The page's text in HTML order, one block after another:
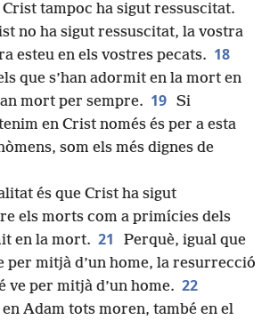
tampoc ha sigut ressuscitat.
no ha sigut ressuscitat, la vostra
esteu en els vostres pecats. 18
que s’han adormit en la mort en
mort per sempre. 19 Si
en Crist només és per a esta
som els més dignes de
és que Crist ha sigut
els morts com a primícies dels
en la mort. 21
Perquè, igual que
per mitjà d’un home, la resurrecció
ve per mitjà d’un home. 22
Adam tots moren, també en el